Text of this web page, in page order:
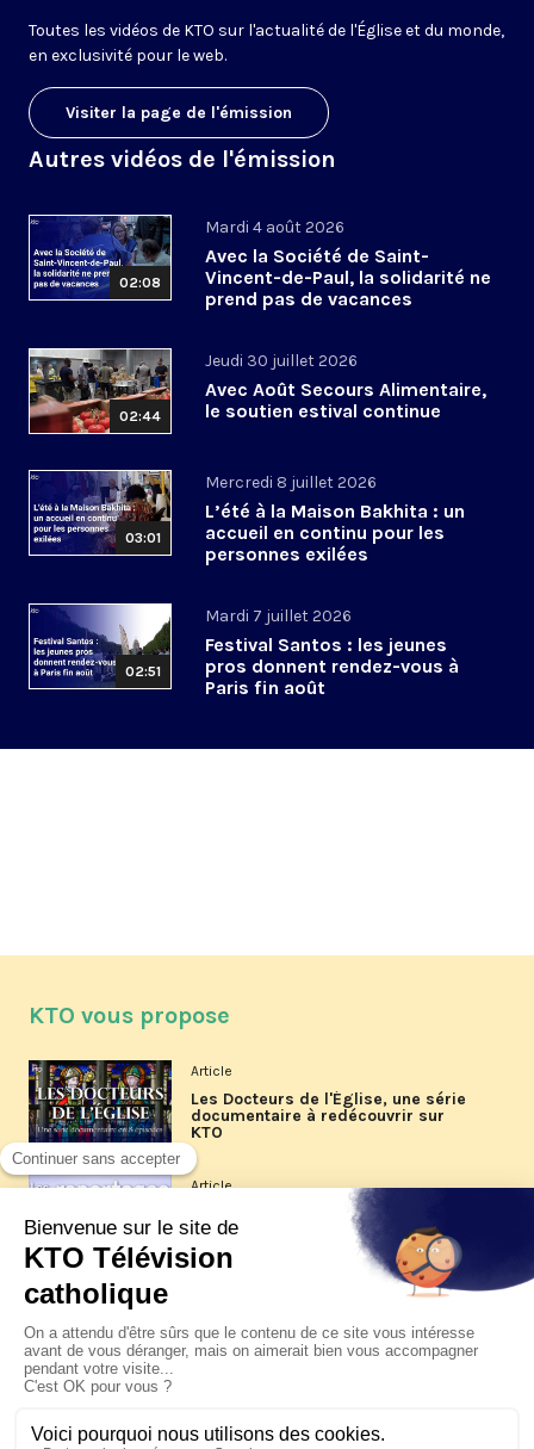
Toutes les vidéos de KTO sur l'actualité de l'Église et du monde,
en exclusivité pour le web.
Visiter la page de l'émission
Autres vidéos de l'émission
02:08
Mardi 4 août 2026
Avec la Société de Saint-
Vincent-de-Paul, la solidarité ne
prend pas de vacances
02:44
Jeudi 30 juillet 2026
Avec Août Secours Alimentaire,
le soutien estival continue
03:01
Mercredi 8 juillet 2026
L’été à la Maison Bakhita : un
accueil en continu pour les
personnes exilées
02:51
Mardi 7 juillet 2026
Festival Santos : les jeunes
pros donnent rendez-vous à
Paris fin août
KTO vous propose
Article
Les Docteurs de l'Église, une série
documentaire à redécouvrir sur
KTO
Article
Les reportages d'été 2026 de KTO
La visite pastorale du pape Léon
XIV à Assise à suivre sur KTO le
jeudi 6 août
Le pape en Uruguay, Argentine et